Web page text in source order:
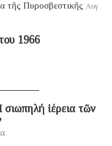
τῆς Πυροσβεστικῆς Αυγ
1966
ἱέρεια τῶν